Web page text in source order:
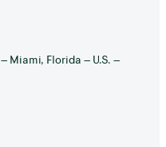
Miami, Florida – U.S. –